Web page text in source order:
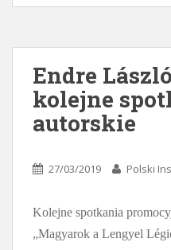
Endre
kolejne
autorskie
27/03/2019 Polski
Kolejne spotkania
„Magyarok a Lengyel